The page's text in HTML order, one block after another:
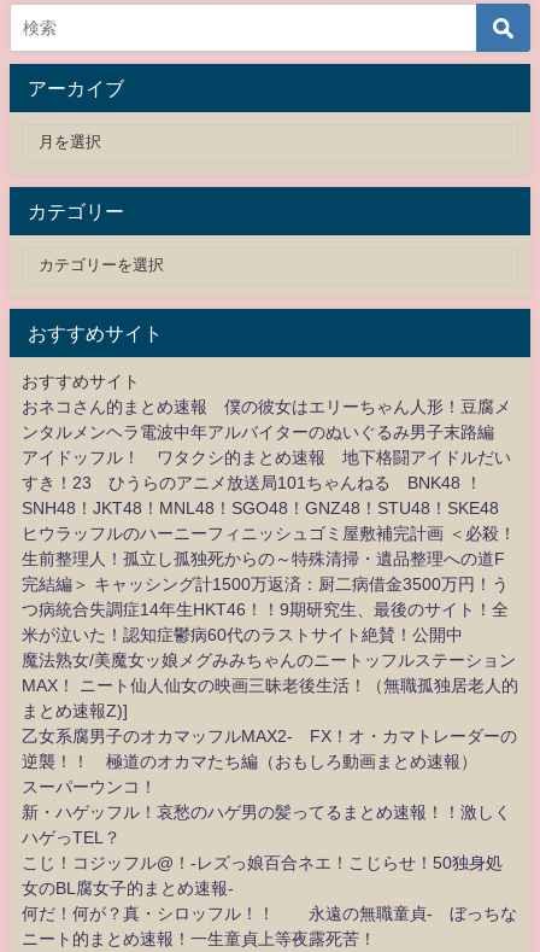
アーカイブ
カテゴリー
おすすめサイト
おすすめサイト
おネコさん的まとめ速報 僕の彼女はエリーちゃん人形！豆腐メ
ンタルメンヘラ電波中年アルバイターのぬいぐるみ男子末路編
アイドッフル！ ワタクシ的まとめ速報 地下格闘アイドルだい
すき！23 ひうらのアニメ放送局101ちゃんねる BNK48 ！
SNH48！JKT48！MNL48！SGO48！GNZ48！STU48！SKE48
ヒウラッフルのハーニーフィニッシュゴミ屋敷補完計画 ＜必殺！
生前整理人！孤立し孤独死からの～特殊清掃・遺品整理への道F
完結編＞ キャッシング計1500万返済：厨二病借金3500万円！う
つ病統合失調症14年生HKT46！！9期研究生、最後のサイト！全
米が泣いた！認知症鬱病60代のラストサイト絶賛！公開中
魔法熟女/美魔女ッ娘メグみみちゃんのニートッフルステーション
MAX！ ニート仙人仙女の映画三昧老後生活！（無職孤独居老人的
まとめ速報Z)]
乙女系腐男子のオカマッフルMAX2- FX！オ・カマトレーダーの
逆襲！！ 極道のオカマたち編（おもしろ動画まとめ速報）
スーパーウンコ！
新・ハゲッフル！哀愁のハゲ男の髪ってるまとめ速報！！激しく
ハゲっTEL？
こじ！コジッフル@！-レズっ娘百合ネエ！こじらせ！50独身処
女のBL腐女子的まとめ速報-
何だ！何が？真・シロッフル！！ 永遠の無職童貞- ぼっちな
ニート的まとめ速報！一生童貞上等夜露死苦！